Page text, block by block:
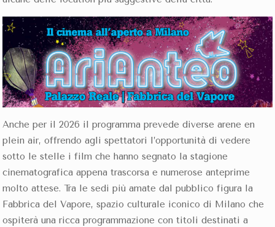
Anche per il 2026 il programma prevede diverse arene en
plein air, offrendo agli spettatori l’opportunità di vedere
sotto le stelle i film che hanno segnato la stagione
cinematografica appena trascorsa e numerose anteprime
molto attese. Tra le sedi più amate dal pubblico figura la
Fabbrica del Vapore, spazio culturale iconico di Milano che
ospiterà una ricca programmazione con titoli destinati a